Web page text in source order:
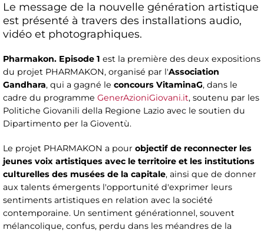
Le message de la nouvelle génération artistique
est présenté à travers des installations audio,
vidéo et photographiques.
Pharmakon. Episode 1 est la première des deux expositions
du projet PHARMAKON, organisé par l'Association
Gandhara, qui a gagné le concours VitaminaG, dans le
cadre du programme GenerAzioniGiovani.it, soutenu par les
Politiche Giovanili della Regione Lazio avec le soutien du
Dipartimento per la Gioventù.
Le projet PHARMAKON a pour objectif de reconnecter les
jeunes voix artistiques avec le territoire et les institutions
culturelles des musées de la capitale, ainsi que de donner
aux talents émergents l'opportunité d'exprimer leurs
sentiments artistiques en relation avec la société
contemporaine. Un sentiment générationnel, souvent
mélancolique, confus, perdu dans les méandres de la